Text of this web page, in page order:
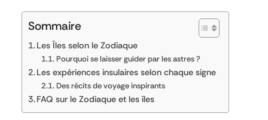
Sommaire
Les Îles selon le Zodiaque
Pourquoi se laisser guider par les astres ?
Les expériences insulaires selon chaque signe
Des récits de voyage inspirants
FAQ sur le Zodiaque et les îles